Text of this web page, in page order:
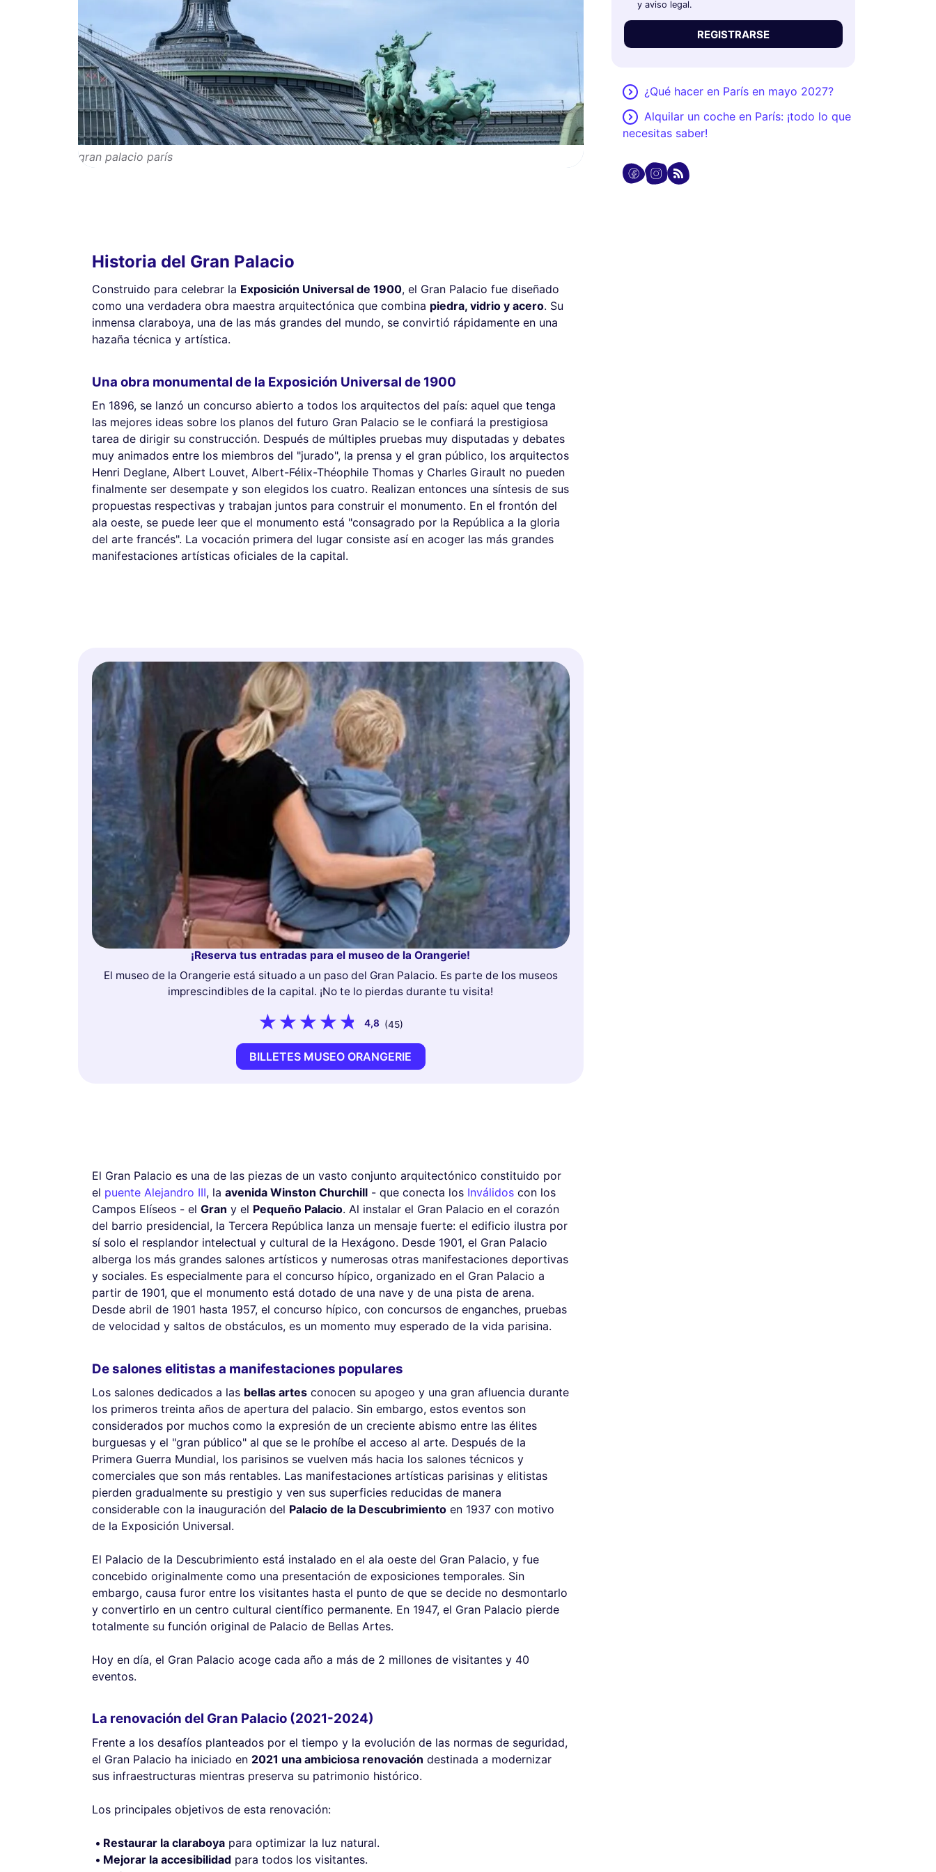
gran palacio parís
Historia del Gran Palacio
Construido para celebrar la Exposición Universal de 1900, el Gran Palacio fue diseñado
como una verdadera obra maestra arquitectónica que combina piedra, vidrio y acero. Su
inmensa claraboya, una de las más grandes del mundo, se convirtió rápidamente en una
hazaña técnica y artística.
Una obra monumental de la Exposición Universal de 1900
En 1896, se lanzó un concurso abierto a todos los arquitectos del país: aquel que tenga
las mejores ideas sobre los planos del futuro Gran Palacio se le confiará la prestigiosa
tarea de dirigir su construcción. Después de múltiples pruebas muy disputadas y debates
muy animados entre los miembros del "jurado", la prensa y el gran público, los arquitectos
Henri Deglane, Albert Louvet, Albert-Félix-Théophile Thomas y Charles Girault no pueden
finalmente ser desempate y son elegidos los cuatro. Realizan entonces una síntesis de sus
propuestas respectivas y trabajan juntos para construir el monumento. En el frontón del
ala oeste, se puede leer que el monumento está "consagrado por la República a la gloria
del arte francés". La vocación primera del lugar consiste así en acoger las más grandes
manifestaciones artísticas oficiales de la capital.
¡Reserva tus entradas para el museo de la Orangerie!
El museo de la Orangerie está situado a un paso del Gran Palacio. Es parte de los museos
imprescindibles de la capital. ¡No te lo pierdas durante tu visita!
4,8 (45)
BILLETES MUSEO ORANGERIE
El Gran Palacio es una de las piezas de un vasto conjunto arquitectónico constituido por
el puente Alejandro III, la avenida Winston Churchill - que conecta los Inválidos con los
Campos Elíseos - el Gran y el Pequeño Palacio. Al instalar el Gran Palacio en el corazón
del barrio presidencial, la Tercera República lanza un mensaje fuerte: el edificio ilustra por
sí solo el resplandor intelectual y cultural de la Hexágono. Desde 1901, el Gran Palacio
alberga los más grandes salones artísticos y numerosas otras manifestaciones deportivas
y sociales. Es especialmente para el concurso hípico, organizado en el Gran Palacio a
partir de 1901, que el monumento está dotado de una nave y de una pista de arena.
Desde abril de 1901 hasta 1957, el concurso hípico, con concursos de enganches, pruebas
de velocidad y saltos de obstáculos, es un momento muy esperado de la vida parisina.
De salones elitistas a manifestaciones populares
Los salones dedicados a las bellas artes conocen su apogeo y una gran afluencia durante
los primeros treinta años de apertura del palacio. Sin embargo, estos eventos son
considerados por muchos como la expresión de un creciente abismo entre las élites
burguesas y el "gran público" al que se le prohíbe el acceso al arte. Después de la
Primera Guerra Mundial, los parisinos se vuelven más hacia los salones técnicos y
comerciales que son más rentables. Las manifestaciones artísticas parisinas y elitistas
pierden gradualmente su prestigio y ven sus superficies reducidas de manera
considerable con la inauguración del Palacio de la Descubrimiento en 1937 con motivo
de la Exposición Universal.
El Palacio de la Descubrimiento está instalado en el ala oeste del Gran Palacio, y fue
concebido originalmente como una presentación de exposiciones temporales. Sin
embargo, causa furor entre los visitantes hasta el punto de que se decide no desmontarlo
y convertirlo en un centro cultural científico permanente. En 1947, el Gran Palacio pierde
totalmente su función original de Palacio de Bellas Artes.
Hoy en día, el Gran Palacio acoge cada año a más de 2 millones de visitantes y 40
eventos.
La renovación del Gran Palacio (2021-2024)
Frente a los desafíos planteados por el tiempo y la evolución de las normas de seguridad,
el Gran Palacio ha iniciado en 2021 una ambiciosa renovación destinada a modernizar
sus infraestructuras mientras preserva su patrimonio histórico.
Los principales objetivos de esta renovación:
Restaurar la claraboya para optimizar la luz natural.
Mejorar la accesibilidad para todos los visitantes.
y aviso legal.
REGISTRARSE
¿Qué hacer en París en mayo 2027?
Alquilar un coche en París: ¡todo lo que
necesitas saber!